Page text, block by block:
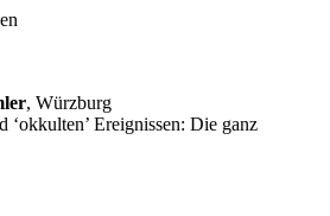
, Würzburg
Ereignissen: Die ganz